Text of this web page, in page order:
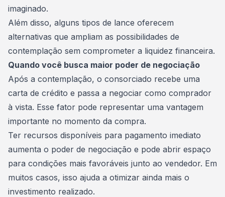
imaginado.
Além disso, alguns tipos de lance oferecem
alternativas que ampliam as possibilidades de
contemplação sem comprometer a liquidez financeira.
Quando você busca maior poder de negociação
Após a contemplação, o consorciado recebe uma
carta de crédito e passa a negociar como comprador
à vista. Esse fator pode representar uma vantagem
importante no momento da compra.
Ter recursos disponíveis para pagamento imediato
aumenta o poder de negociação e pode abrir espaço
para condições mais favoráveis junto ao vendedor. Em
muitos casos, isso ajuda a otimizar ainda mais o
investimento realizado.